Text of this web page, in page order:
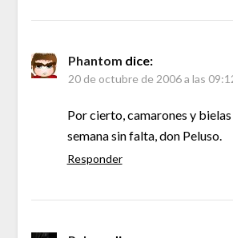
Phantom dice:
20 de octubre de 2006 a las
Por cierto, camarones y
semana sin falta, don Peluso.
Responder